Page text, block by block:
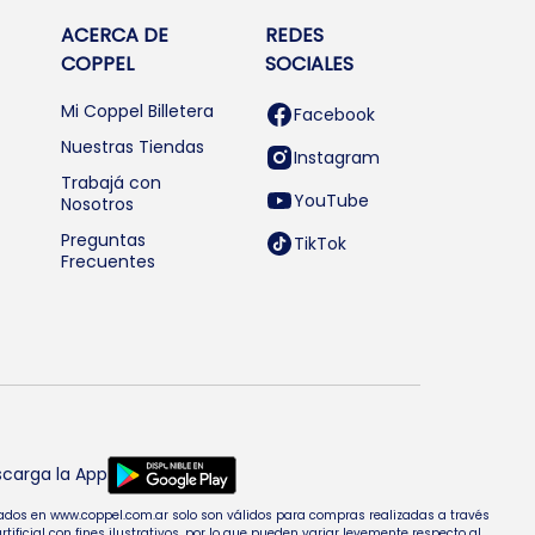
ACERCA DE
COPPEL
Mi Coppel Billetera
Nuestras Tiendas
Trabajá con
Nosotros
Preguntas
Frecuentes
REDES
SOCIALES
Facebook
Instagram
YouTube
TikTok
la App
en www.coppel.com.ar solo son válidos para compras realizadas a través